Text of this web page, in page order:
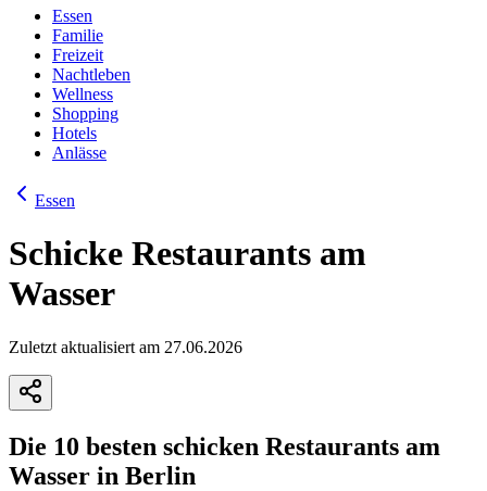
Essen
Familie
Freizeit
Nachtleben
Wellness
Shopping
Hotels
Anlässe
Essen
Schicke Restaurants am
Wasser
Zuletzt aktualisiert am 27.06.2026
Die 10 besten schicken Restaurants am
Wasser in Berlin